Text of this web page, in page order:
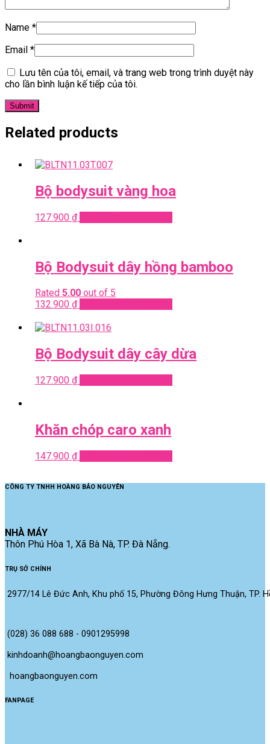
Name *
Email *
Lưu tên của tôi, email, và trang web trong trình duyệt này
cho lần bình luận kế tiếp của tôi.
Related products
Bộ bodysuit vàng hoa
127.900 ₫
Bộ Bodysuit dây hồng bamboo
Rated 5.00 out of 5
132.900 ₫
Bộ Bodysuit dây cây dừa
127.900 ₫
Khăn chóp caro xanh
147.900 ₫
CÔNG TY TNHH HOÀNG BẢO NGUYÊN
NHÀ MÁY
Thôn Phú Hòa 1, Xã Bà Nà, TP. Đà Nẵng.
TRỤ SỞ CHÍNH
2977/14 Lê Đức Anh, Khu phố 15, Phường Đông Hưng Thuận, TP.
(028) 36 088 688 - 0901295998
kinhdoanh@hoangbaonguyen.com
hoangbaonguyen.com
FANPAGE